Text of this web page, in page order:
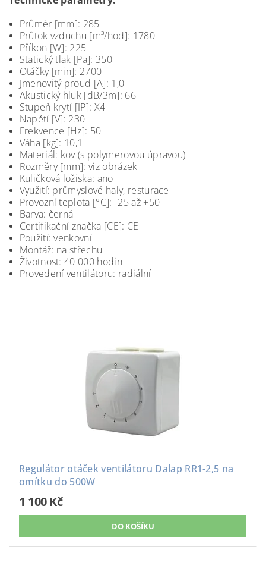
Průměr [mm]: 285
Průtok vzduchu [m³/hod]: 1780
Příkon [W]: 225
Statický tlak [Pa]: 350
Otáčky [min]: 2700
Jmenovitý proud [A]: 1,0
Akustický hluk [dB/3m]: 66
Stupeň krytí [IP]: X4
Napětí [V]: 230
Frekvence [Hz]: 50
Váha [kg]: 10,1
Materiál: kov (s polymerovou úpravou)
Rozměry [mm]: viz obrázek
Kuličková ložiska: ano
Využití: průmyslové haly, resturace
Provozní teplota [°C]: -25 až +50
Barva: černá
Certifikační značka [CE]: CE
Použití: venkovní
Montáž: na střechu
Životnost: 40 000 hodin
Provedení ventilátoru: radiální
Regulátor otáček ventilátoru Dalap RR1-2,5 na
omítku do 500W
1 100 Kč